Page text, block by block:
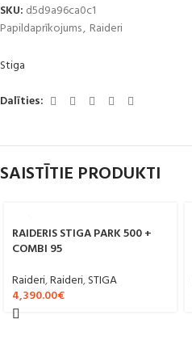
SKU: d5d9a96ca0c1
Papildaprīkojums, Raideri
Stiga
Dalīties:
SAISTĪTIE PRODUKTI
RAIDERIS STIGA PARK 500 +
COMBI 95
Raideri,Raideri,STIGA
4,390.00€